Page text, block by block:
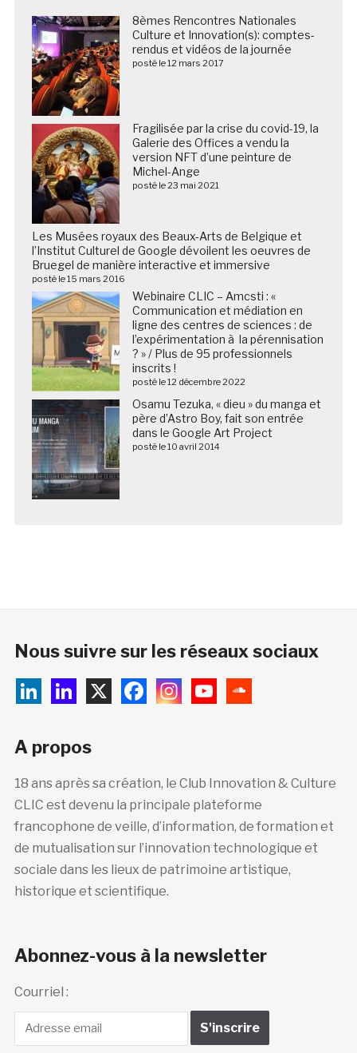
8èmes Rencontres Nationales
Culture et Innovation(s): comptes-
rendus et vidéos de la journée
posté le 12 mars 2017
Fragilisée par la crise du covid-19, la
Galerie des Offices a vendu la
version NFT d’une peinture de
Michel-Ange
posté le 23 mai 2021
Les Musées royaux des Beaux-Arts de Belgique et
l’Institut Culturel de Google dévoilent les oeuvres de
Bruegel de manière interactive et immersive
posté le 15 mars 2016
Webinaire CLIC – Amcsti : «
Communication et médiation en
ligne des centres de sciences : de
l’expérimentation à la pérennisation
? » / Plus de 95 professionnels
inscrits !
posté le 12 décembre 2022
Osamu Tezuka, « dieu » du manga et
père d’Astro Boy, fait son entrée
dans le Google Art Project
posté le 10 avril 2014
Nous suivre sur les réseaux sociaux
A propos
18 ans après sa création, le Club Innovation & Culture
CLIC est devenu la principale plateforme
francophone de veille, d’information, de formation et
de mutualisation sur l’innovation technologique et
sociale dans les lieux de patrimoine artistique,
historique et scientifique.
Abonnez-vous à la newsletter
Courriel :